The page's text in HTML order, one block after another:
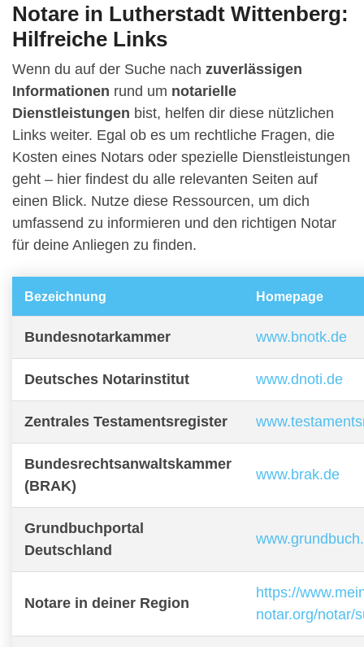
Notare in Lutherstadt Wittenberg:
Hilfreiche Links
Wenn du auf der Suche nach zuverlässigen
Informationen rund um notarielle
Dienstleistungen bist, helfen dir diese nützlichen
Links weiter. Egal ob es um rechtliche Fragen, die
Kosten eines Notars oder spezielle Dienstleistungen
geht – hier findest du alle relevanten Seiten auf
einen Blick. Nutze diese Ressourcen, um dich
umfassend zu informieren und den richtigen Notar
für deine Anliegen zu finden.
Bezeichnung Homepage
Bundesnotarkammer www.bnotk.de
Deutsches Notarinstitut www.dnoti.de
Zentrales Testamentsregister
Bundesrechtsanwaltskammer
(BRAK)
www.brak.de
Grundbuchportal
Deutschland
Notare in deiner Region
https://
notar.org/notar/